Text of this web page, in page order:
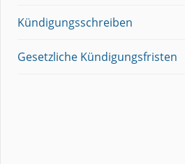
Kündigungsschreiben
Gesetzliche Kündigungsfristen